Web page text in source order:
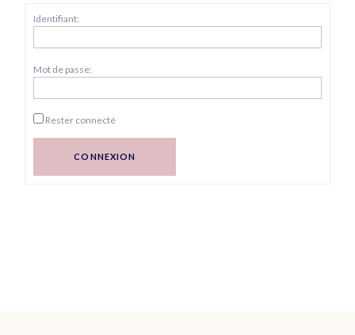
Identifiant:
Mot de passe:
Rester connecté
CONNEXION